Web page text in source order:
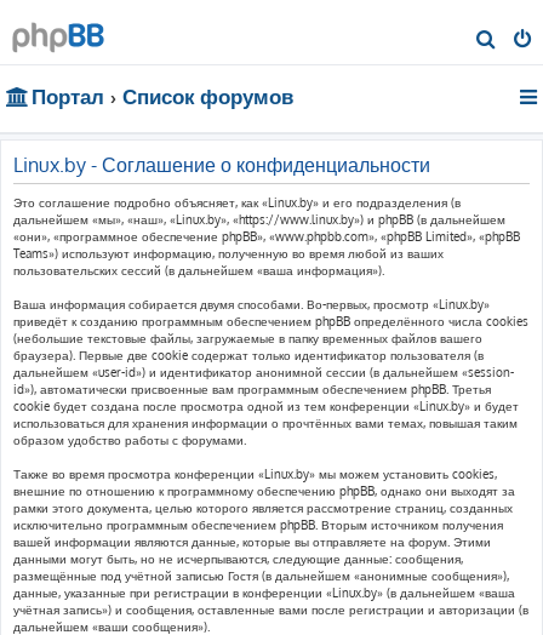
о
Портал Список форумов
Linux.by - Соглашение о конфиденциальности
Это соглашение подробно объясняет, как «Linux.by» и его подразделения (в
дальнейшем «мы», «наш», «Linux.by», «https://www.linux.by») и phpBB (в дальнейшем
«они», «программное обеспечение phpBB», «www.phpbb.com», «phpBB Limited», «phpBB
Teams») используют информацию, полученную во время любой из ваших
пользовательских сессий (в дальнейшем «ваша информация»).
Ваша информация собирается двумя способами. Во-первых, просмотр «Linux.by»
приведёт к созданию программным обеспечением phpBB определённого числа cookies
(небольшие текстовые файлы, загружаемые в папку временных файлов вашего
браузера). Первые две cookie содержат только идентификатор пользователя (в
дальнейшем «user-id») и идентификатор анонимной сессии (в дальнейшем «session-
id»), автоматически присвоенные вам программным обеспечением phpBB. Третья
cookie будет создана после просмотра одной из тем конференции «Linux.by» и будет
использоваться для хранения информации о прочтённых вами темах, повышая таким
образом удобство работы с форумами.
Также во время просмотра конференции «Linux.by» мы можем установить cookies,
внешние по отношению к программному обеспечению phpBB, однако они выходят за
рамки этого документа, целью которого является рассмотрение страниц, созданных
исключительно программным обеспечением phpBB. Вторым источником получения
вашей информации являются данные, которые вы отправляете на форум. Этими
данными могут быть, но не исчерпываются, следующие данные: сообщения,
размещённые под учётной записью Гостя (в дальнейшем «анонимные сообщения»),
данные, указанные при регистрации в конференции «Linux.by» (в дальнейшем «ваша
учётная запись») и сообщения, оставленные вами после регистрации и авторизации (в
дальнейшем «ваши сообщения»).